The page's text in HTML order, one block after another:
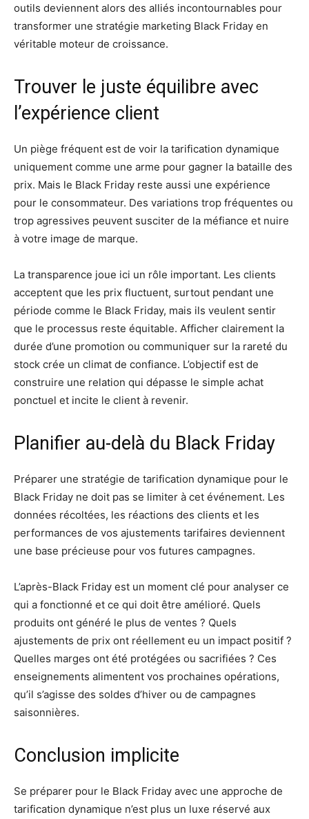
outils deviennent alors des alliés incontournables pour
transformer une stratégie marketing Black Friday en
véritable moteur de croissance.
Trouver le juste équilibre avec
l’expérience client
Un piège fréquent est de voir la tarification dynamique
uniquement comme une arme pour gagner la bataille des
prix. Mais le Black Friday reste aussi une expérience
pour le consommateur. Des variations trop fréquentes ou
trop agressives peuvent susciter de la méfiance et nuire
à votre image de marque.
La transparence joue ici un rôle important. Les clients
acceptent que les prix fluctuent, surtout pendant une
période comme le Black Friday, mais ils veulent sentir
que le processus reste équitable. Afficher clairement la
durée d’une promotion ou communiquer sur la rareté du
stock crée un climat de confiance. L’objectif est de
construire une relation qui dépasse le simple achat
ponctuel et incite le client à revenir.
Planifier au-delà du Black Friday
Préparer une stratégie de tarification dynamique pour le
Black Friday ne doit pas se limiter à cet événement. Les
données récoltées, les réactions des clients et les
performances de vos ajustements tarifaires deviennent
une base précieuse pour vos futures campagnes.
L’après-Black Friday est un moment clé pour analyser ce
qui a fonctionné et ce qui doit être amélioré. Quels
produits ont généré le plus de ventes ? Quels
ajustements de prix ont réellement eu un impact positif ?
Quelles marges ont été protégées ou sacrifiées ? Ces
enseignements alimentent vos prochaines opérations,
qu’il s’agisse des soldes d’hiver ou de campagnes
saisonnières.
Conclusion implicite
Se préparer pour le Black Friday avec une approche de
tarification dynamique n’est plus un luxe réservé aux